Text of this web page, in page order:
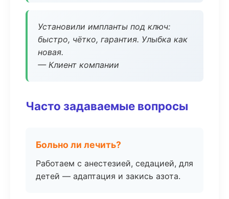
Установили импланты под ключ:
быстро, чётко, гарантия. Улыбка как
новая.
— Клиент компании
Часто задаваемые вопросы
Больно ли лечить?
Работаем с анестезией, седацией, для
детей — адаптация и закись азота.